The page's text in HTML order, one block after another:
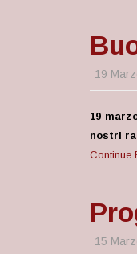
19
19
nostri
Continue
15